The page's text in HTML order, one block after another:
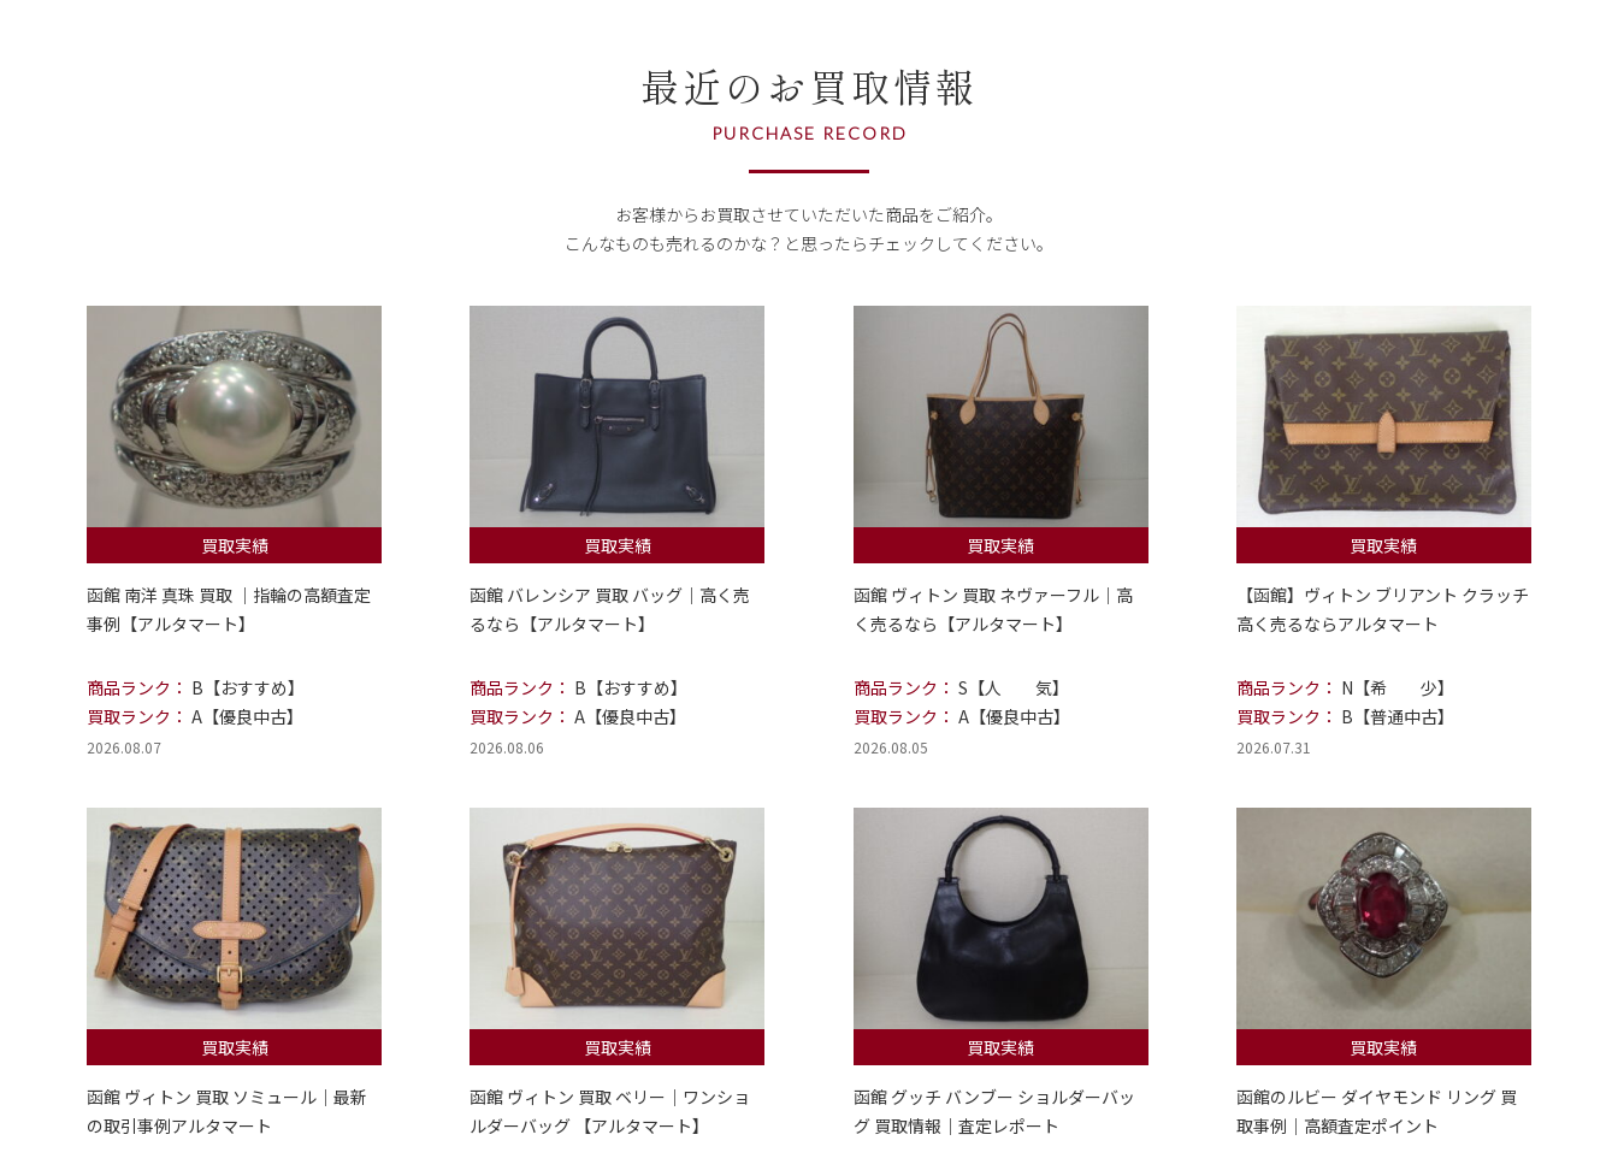
最近のお買取情報
PURCHASE RECORD
お客様からお買取させていただいた商品をご紹介。
こんなものも売れるのかな？ と思ったらチェックしてください。
買取実績
函館 南洋 真珠 買取 ｜指輪の高額査定
事例【アルタマート】
商品ランク： B【おすすめ】
買取ランク： A【優良中古】
2026.08.07
買取実績
函館 バレンシア 買取 バッグ｜高く売
るなら【アルタマート】
商品ランク： B【おすすめ】
買取ランク： A【優良中古】
2026.08.06
買取実績
函館 ヴィトン 買取 ネヴァーフル｜高
く売るなら【アルタマート】
商品ランク： S【人 気】
買取ランク： A【優良中古】
2026.08.05
買取実績
【函館】ヴィトン ブリアント クラッチ
高く売るならアルタマート
商品ランク： N【希 少】
買取ランク： B【普通中古】
2026.07.31
買取実績
函館 ヴィトン 買取 ソミュール｜最新
の取引事例アルタマート
買取実績
函館 ヴィトン 買取 ベリー｜ワンショ
ルダーバッグ 【アルタマート】
買取実績
函館 グッチ バンブー ショルダーバッ
グ 買取情報｜査定レポート
買取実績
函館のルビー ダイヤモンド リング 買
取事例｜高額査定ポイント